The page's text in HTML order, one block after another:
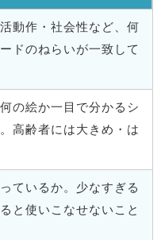
動作・社会性など、何
ドのねらいが一致して
の絵か一目で分かるシ
高齢者には大きめ・は
ているか。少なすぎる
と使いこなせないこと